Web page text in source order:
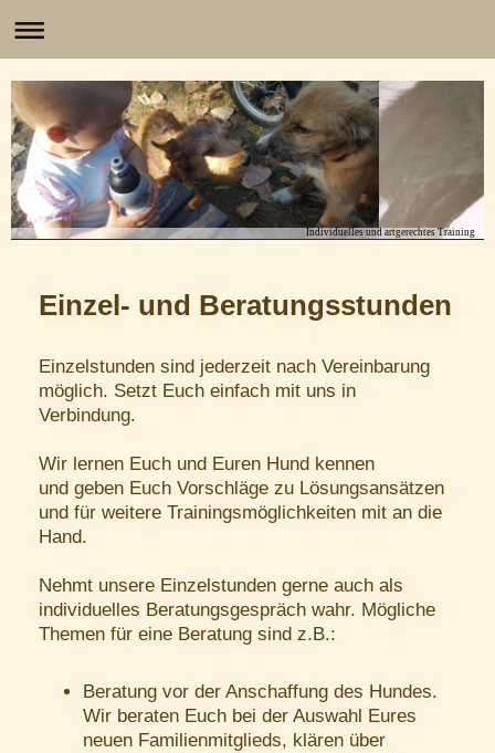
Individuelles und artgerechtes Training
Einzel- und Beratungsstunden
Einzelstunden sind jederzeit nach Vereinbarung
möglich. Setzt Euch einfach mit uns in
Verbindung.
Wir lernen Euch und Euren Hund kennen
und geben Euch Vorschläge zu Lösungsansätzen
und für weitere Trainingsmöglichkeiten mit an die
Hand.
Nehmt unsere Einzelstunden gerne auch als
individuelles Beratungsgespräch wahr. Mögliche
Themen für eine Beratung sind z.B.:
Beratung vor der Anschaffung des Hundes.
Wir beraten Euch bei der Auswahl Eures
neuen Familienmitglieds, klären über